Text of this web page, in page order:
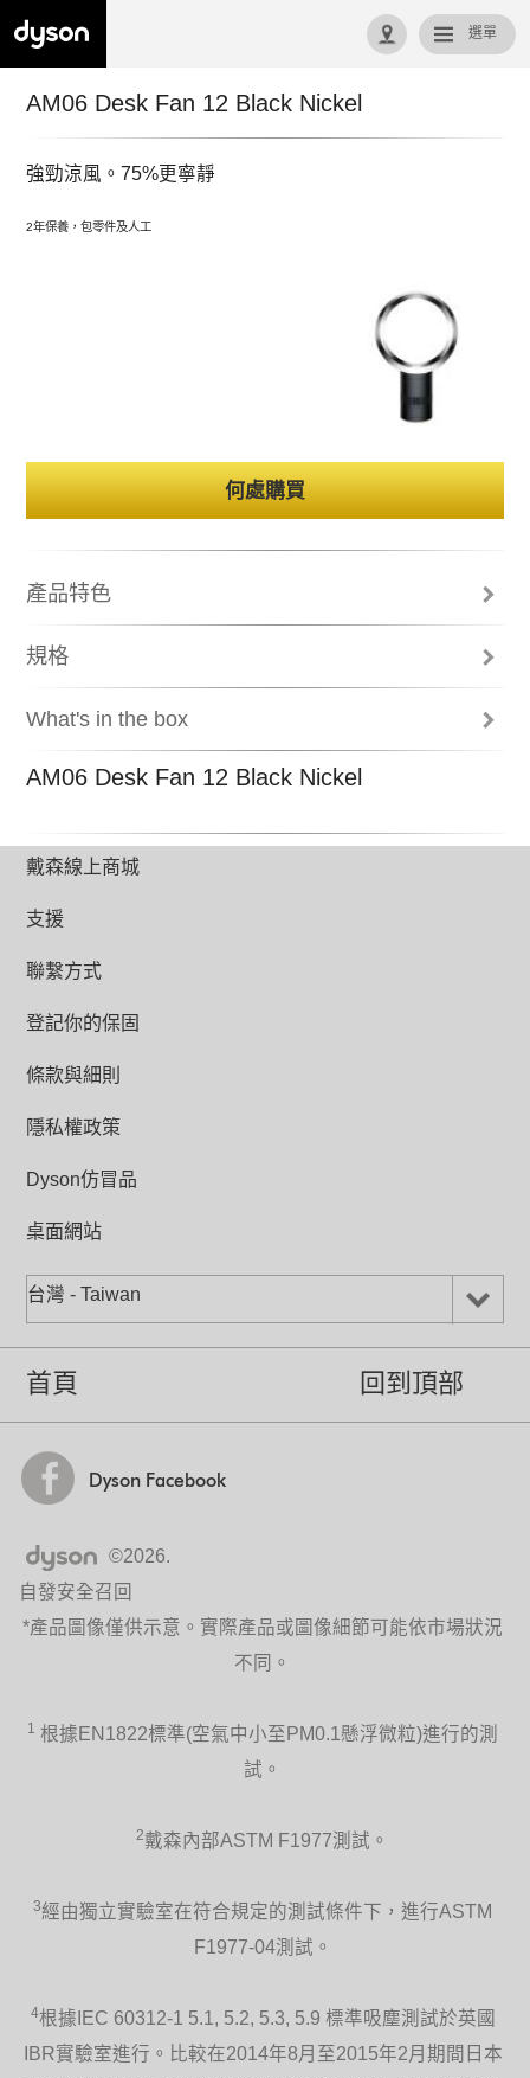
選單
回首頁
AM06 Desk Fan 12 Black Nickel
強勁涼風。75%更寧靜
2年保養，包零件及人工
何處購買
產品特色
Air Multiplier™ 氣流倍增技術
空氣，製造穩定的高速強風。無需扇葉，
75%更寧靜
流線形排氣道減少亂流，令AM06比AM01
精心設計以製造強勁涼風，並比AM01節
可以預設15分鐘至9小時後關機。
擺風操控
規格
Weight
What's in the box
迴路放大器
AM06 Desk Fan 12 Black Nickel
戴森線上商城
支援
聯繫方式
登記你的保固
條款與細則
隱私權政策
Dyson仿冒品
桌面網站
台灣 - Taiwan
首頁 回到頂部
Dyson Facebook
©2026.
自發安全召回
*產品圖像僅供示意。實際產品或圖像細節可能依市場狀況
不同。
1
根據EN1822標準(空氣中小至PM0.1懸浮微粒)進行的測
試。
2戴森內部ASTM F1977測試。
3經由獨立實驗室在符合規定的測試條件下，進行ASTM
F1977-04測試。
4根據IEC 60312-1 5.1, 5.2, 5.3, 5.9 標準吸塵測試於英國
IBR實驗室進行。比較在2014年8月至2015年2月期間日本